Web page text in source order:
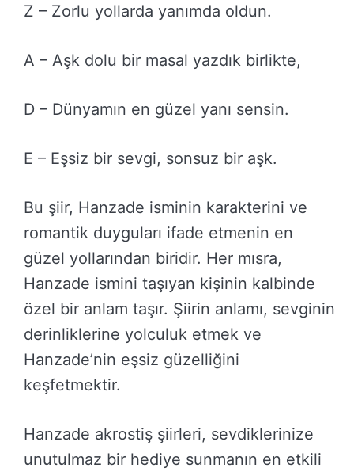
Z – Zorlu yollarda yanımda oldun.
A – Aşk dolu bir masal yazdık birlikte,
D – Dünyamın en güzel yanı sensin.
E – Eşsiz bir sevgi, sonsuz bir aşk.
Bu şiir, Hanzade isminin karakterini ve
romantik duyguları ifade etmenin en
güzel yollarından biridir. Her mısra,
Hanzade ismini taşıyan kişinin kalbinde
özel bir anlam taşır. Şiirin anlamı, sevginin
derinliklerine yolculuk etmek ve
Hanzade’nin eşsiz güzelliğini
keşfetmektir.
Hanzade akrostiş şiirleri, sevdiklerinize
unutulmaz bir hediye sunmanın en etkili